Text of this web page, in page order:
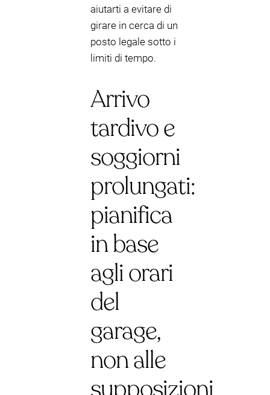
aiutarti a evitare di
girare in cerca di un
posto legale sotto i
limiti di tempo.
Arrivo
tardivo e
soggiorni
prolungati:
pianifica
in base
agli orari
del
garage,
non alle